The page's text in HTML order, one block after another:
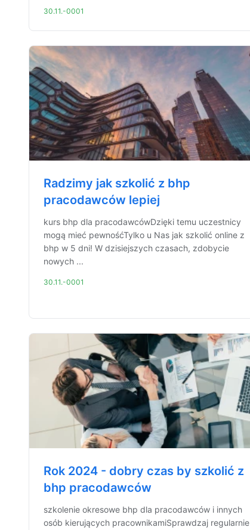
30.11.-0001
Radzimy jak szkolić z bhp
pracodawców lepiej
kurs bhp dla pracodawcówDzięki temu uczestnicy
mogą mieć pewnośćTylko u Nas jak szkolić online z
bhp w 5 dni! W dzisiejszych czasach, zdobycie
nowych ...
30.11.-0001
Rok 2024 - dobry czas by szkolić z
bhp pracodawców
szkolenie okresowe bhp dla pracodawców i innych
osób kierujących pracownikamiSprawdzaj regularnie